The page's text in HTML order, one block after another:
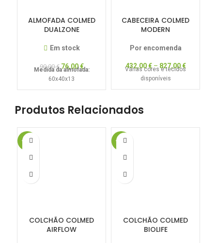
ALMOFADA COLMED
DUALZONE
Em stock
90,00€ 76,00€
Medida da almofada:
60x40x13
CABECEIRA COLMED
MODERN
Por encomenda
432,00€–827,00€
Várias cores e tecidos
disponíveis
Produtos Relacionados
-20%
COLCHÃO COLMED
AIRFLOW
-20%
COLCHÃO COLMED
BIOLIFE